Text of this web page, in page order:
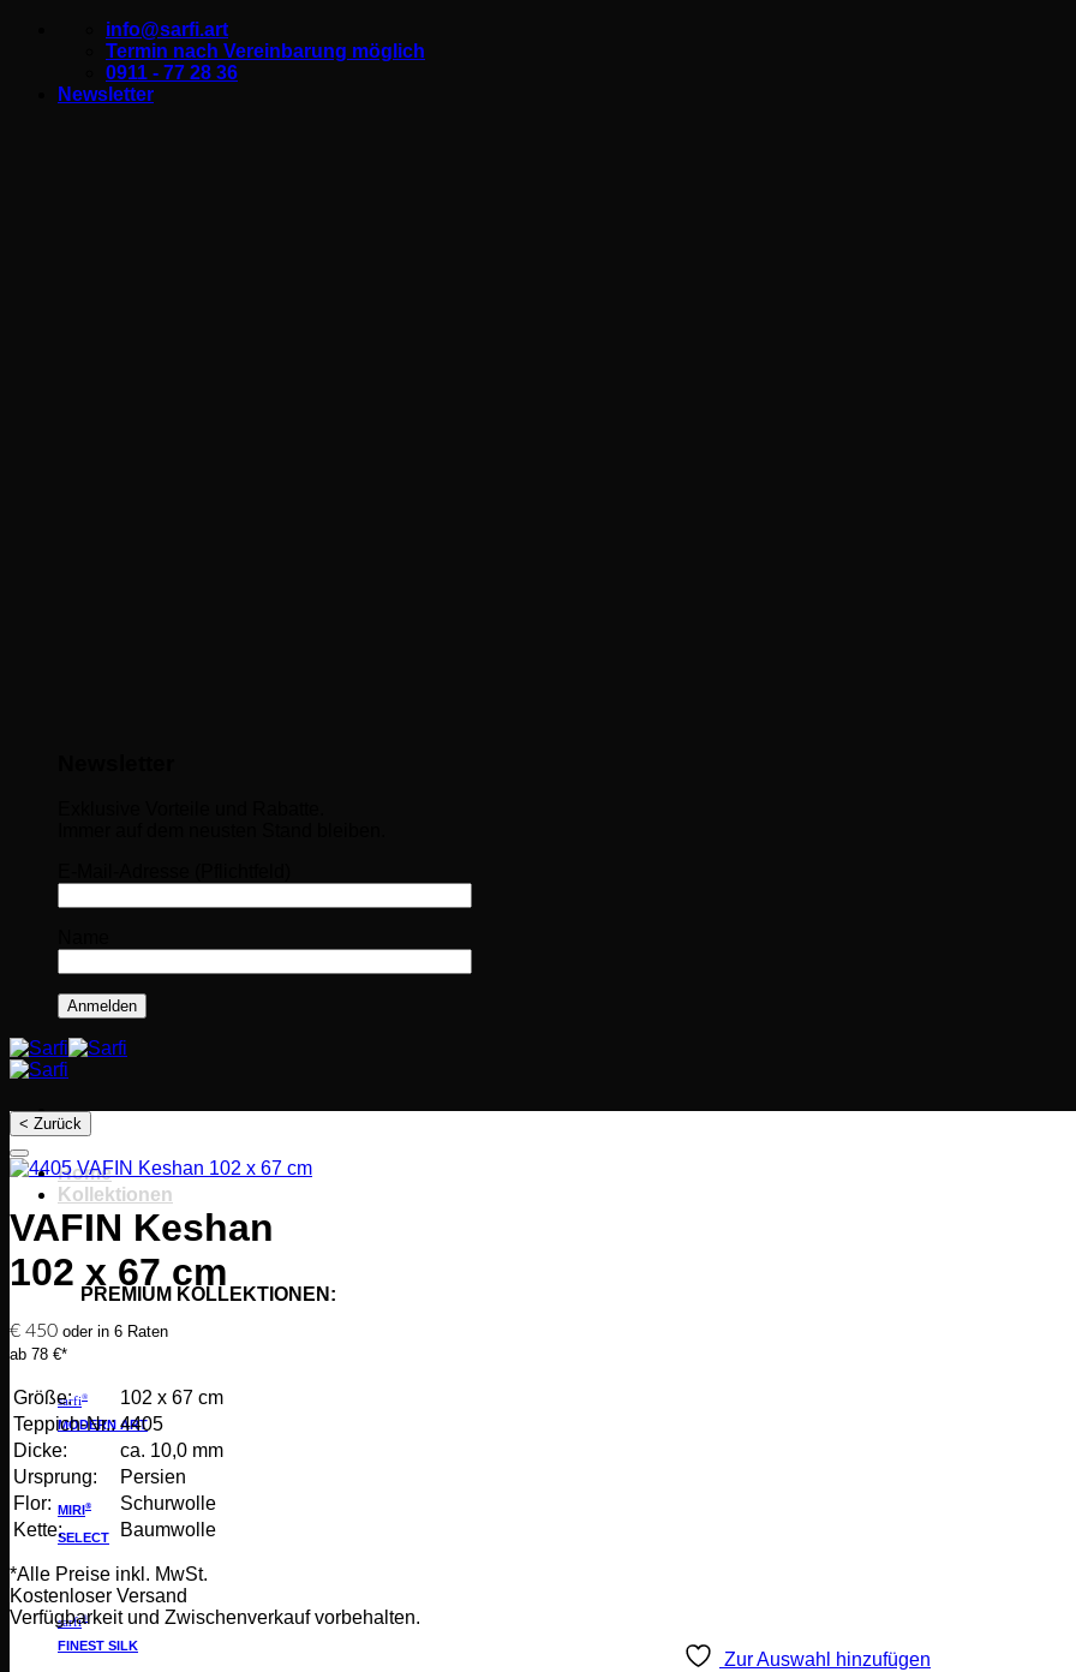
info@sarfi.art
Termin nach Vereinbarung möglich
0911 - 77 28 36
Newsletter
Home
Kollektionen
PREMIUM KOLLEKTIONEN:
sarfi®
MODERN ART
MIRI ®
SELECT
sarfi®
FINEST SILK
< Zurück
VAFIN Keshan
102 x 67 cm
€ 450 oder in 6 Raten
ab 78 €*
Größe:
102 x 67 cm
Teppich-Nr.: 4405
Dicke:
ca. 10,0 mm
Ursprung:
Persien
Flor:
Schurwolle
Kette:
Baumwolle
*Alle Preise inkl. MwSt.
Kostenloser Versand
Verfügbarkeit und Zwischenverkauf vorbehalten.
Zur Auswahl hinzufügen